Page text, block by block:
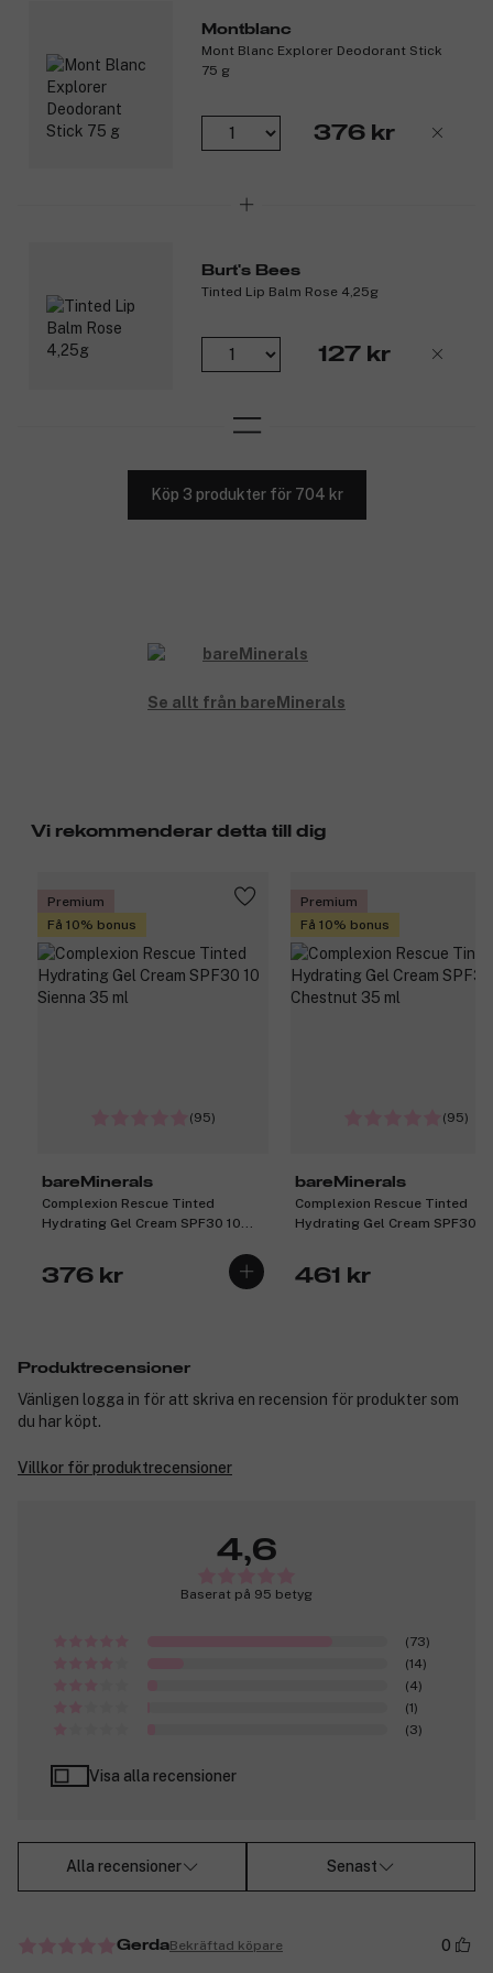
*Baserat på genomsnittliga resultat från en oberoende
amerikansk klinisk studie med 62 personer.
**Baserat på en klinisk studie på 36 personer.
Produktnummer:
Montblanc
Mont Blanc Explorer Deodorant Stick
75 g
376 kr
Burt's Bees
Tinted Lip Balm Rose 4,25g
127 kr
Köp 3 produkter för 704 kr
Se allt från bareMinerals
Vi rekommenderar detta till dig
Premium
Få 10% bonus
(95)
bareMinerals
Complexion Rescue Tinted
Hydrating Gel Cream SPF30 10
376 kr
Premium
Få 10% bonus
(95)
bareMinerals
Complexion Rescue Tinted
Hydrating Gel Cream SPF30
461 kr
Produktrecensioner
Vänligen logga in för att skriva en recension för produkter som
du har köpt.
Villkor för produktrecensioner
4,6
Baserat på 95 betyg
(73)
(14)
(4)
(1)
(3)
Visa alla recensioner
Alla recensioner Senast
GerdaBekräftad köpare 0